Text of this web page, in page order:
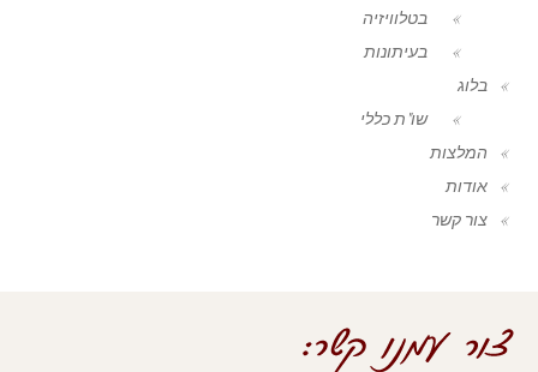
בטלוויזיה
בעיתונות
בלוג
שו"ת כללי
המלצות
אודות
צור קשר